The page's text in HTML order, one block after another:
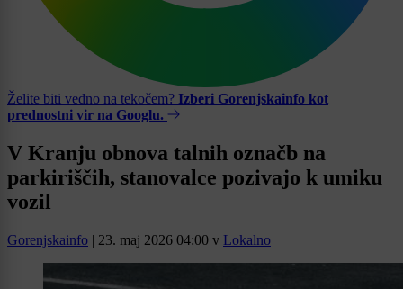
Želite biti vedno na tekočem? Izberi Gorenjskainfo kot
prednostni vir na Googlu.
V Kranju obnova talnih označb na
parkiriščih, stanovalce pozivajo k umiku
vozil
Gorenjskainfo | 23. maj 2026 04:00 v Lokalno